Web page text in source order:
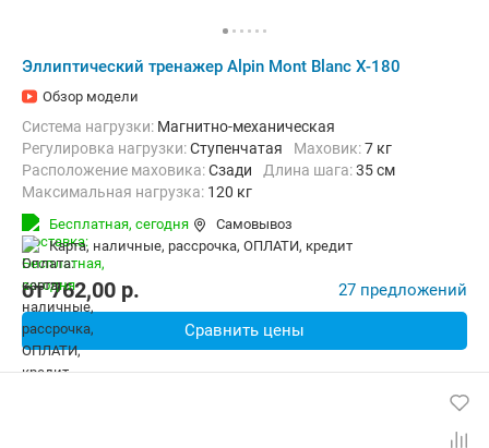
Эллиптический тренажер Alpin Mont Blanc X-180
Обзор модели
Система нагрузки: Магнитно-механическая
Регулировка нагрузки:Ступенчатая Маховик:7 кг
Расположение маховика:Сзади Длина шага:35 см
Максимальная нагрузка: 120 кг
Бесплатная, сегодня
Самовывоз
карта, наличные, рассрочка, ОПЛАТИ, кредит
от762,00 p. 27 предложений
Сравнить цены